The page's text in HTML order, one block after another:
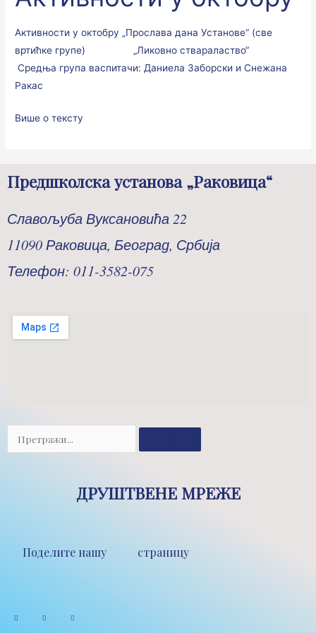
Активности у октобру „Прослава дана Установе“ (све
вртићке групе) „Ликовно ствараластво“
Средња група васпитачи: Даниела Заборски и Снежана
Ракас
Више о тексту
Предшколска установа „Раковица“
Славољуба Вуксановића 22
11090 Раковица, Београд, Србија
Телефон: 011-3582-075
ДРУШТВЕНЕ МРЕЖЕ
Поделите нашу страницу